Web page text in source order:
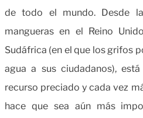
de todo el mundo. Desde
mangueras en el Reino
Sudáfrica (en el que los grifos
agua a sus ciudadanos),
recurso preciado y cada vez
hace que sea aún más